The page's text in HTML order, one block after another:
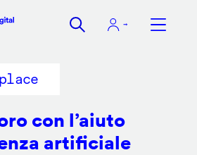
con l’aiuto
artificiale